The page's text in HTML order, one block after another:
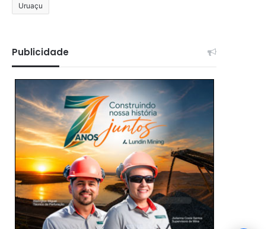
Uruaçu
Publicidade